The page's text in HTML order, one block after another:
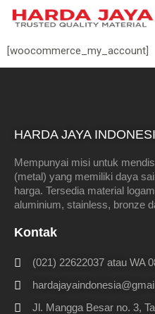
[woocommerce_my_account]
HARDA JAYA
Mempunyai misi untuk
(metal) yang memiliki daya
harga. Tersedia material
aluminium, stainless, bronze
Kontak
(021) 22622037 atau WA
Jl. Mangga Besar no. 3,